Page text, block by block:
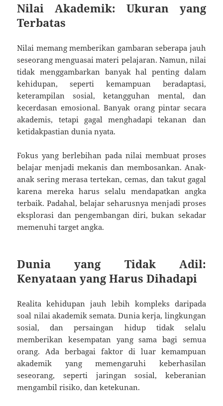
Nilai Akademik: Ukuran yang
Terbatas
Nilai memang memberikan gambaran seberapa jauh
seseorang menguasai materi pelajaran. Namun, nilai
tidak menggambarkan banyak hal penting dalam
kehidupan, seperti kemampuan beradaptasi,
keterampilan sosial, ketangguhan mental, dan
kecerdasan emosional. Banyak orang pintar secara
akademis, tetapi gagal menghadapi tekanan dan
ketidakpastian dunia nyata.
Fokus yang berlebihan pada nilai membuat proses
belajar menjadi mekanis dan membosankan. Anak-
anak sering merasa tertekan, cemas, dan takut gagal
karena mereka harus selalu mendapatkan angka
terbaik. Padahal, belajar seharusnya menjadi proses
eksplorasi dan pengembangan diri, bukan sekadar
memenuhi target angka.
Dunia yang Tidak Adil:
Kenyataan yang Harus Dihadapi
Realita kehidupan jauh lebih kompleks daripada
soal nilai akademik semata. Dunia kerja, lingkungan
sosial, dan persaingan hidup tidak selalu
memberikan kesempatan yang sama bagi semua
orang. Ada berbagai faktor di luar kemampuan
akademik yang memengaruhi keberhasilan
seseorang, seperti jaringan sosial, keberanian
mengambil risiko, dan ketekunan.